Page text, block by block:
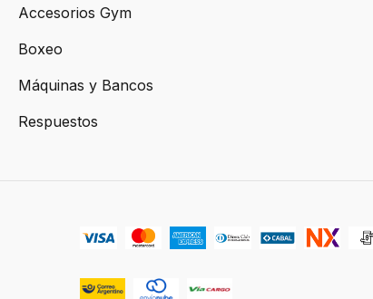
Accesorios Gym
Boxeo
Máquinas y Bancos
Respuestos